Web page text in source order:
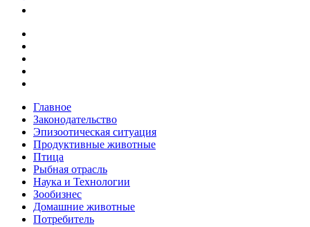
Главное
Законодательство
Эпизоотическая ситуация
Продуктивные животные
Птица
Рыбная отрасль
Наука и Технологии
Зообизнес
Домашние животные
Потребитель